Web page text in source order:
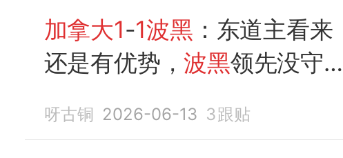
加拿大1-1波黑 ：东道主看来
还是有优势，波黑领先没守住
呀古铜 2026-06-13 3跟贴